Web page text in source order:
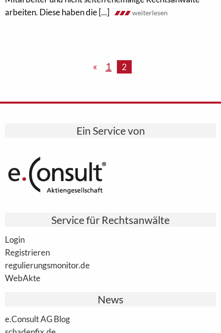
arbeiten. Diese haben die [...]
weiterlesen
« 1 2
Ein Service von
Service für Rechtsanwälte
Login
Registrieren
regulierungsmonitor.de
WebAkte
News
e.Consult AG Blog